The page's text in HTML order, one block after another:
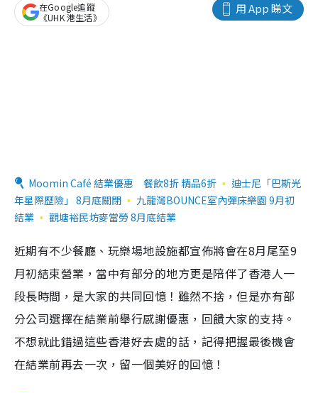
用 App 睇文
在Google追蹤
《UHK 港生活》
Moomin Café 結業優惠 餐飲8折 精品6折
迪士尼「巴斯光
年星際歷險」 8月底關閉
九龍灣BOUNCE室內彈床樂園 9月初
結業
觀塘裕民坊麥當勞 8月底結業
近期有不少餐廳、玩樂場地設施都宣佈將會在8月尾至9
月初結束營業，當中有部分的地方更是陪伴了香港人一
段長時間，是大家的共同回憶！雖然不捨，但是亦有部
分公司選擇在結業前舉行感謝優惠，回饋大家的支持。
不想就此錯過這些香港好去處的話，記得把握最後機會
在結業前再去一次，留一個美好的回憶 ！